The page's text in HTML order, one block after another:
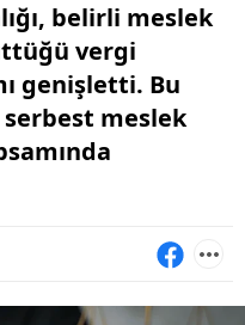
belirli meslek
vergi
genişletti. Bu
meslek